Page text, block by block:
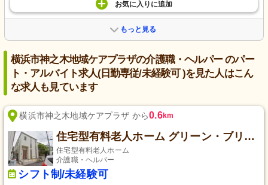
お気に入り に追加
もっと見る
横浜市神之木地域ケアプラザの介護職・ヘルパー のパー
ト・アルバイト求人(日勤専従/未経験可 )を見た人はこん
な求人も見ています
横浜市神之木地域ケアプラザ から0.6km
住宅型有料老人ホーム グリーン・ブリーズ
住宅型有料老人ホーム
介護職・ヘルパー
シフト制/未経験可